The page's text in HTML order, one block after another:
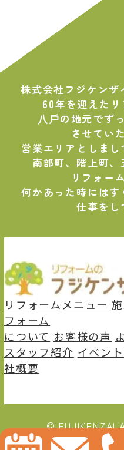
株式会社フジケンザ
60年を迎えたリ
⼋⼾の地元でず
させてい
営業エリアとしまし
南部町、階上町
リフォー
何かあった時には
仕事をし
リフォームメニュー
フォーム
について お客様の声
スタッフ紹介 イベン
社概要
© FUJIKENZAI